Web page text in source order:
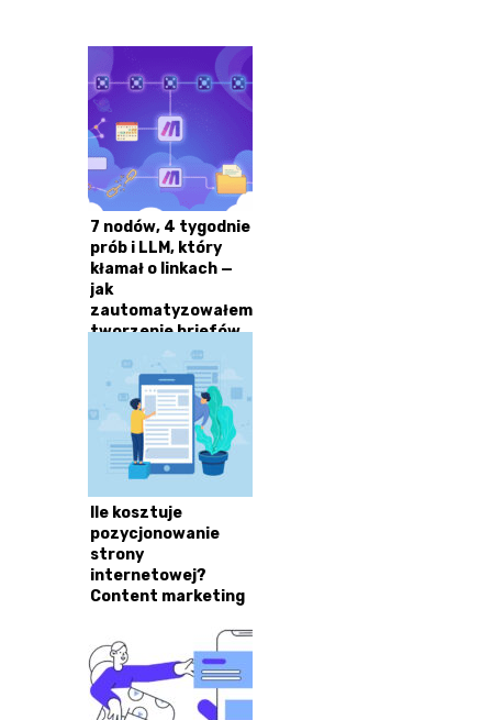
7 nodów, 4 tygodnie
prób i LLM, który
kłamał o linkach —
jak
zautomatyzowałem
tworzenie briefów
contentowych
Ile kosztuje
pozycjonowanie
strony
internetowej?
Content marketing